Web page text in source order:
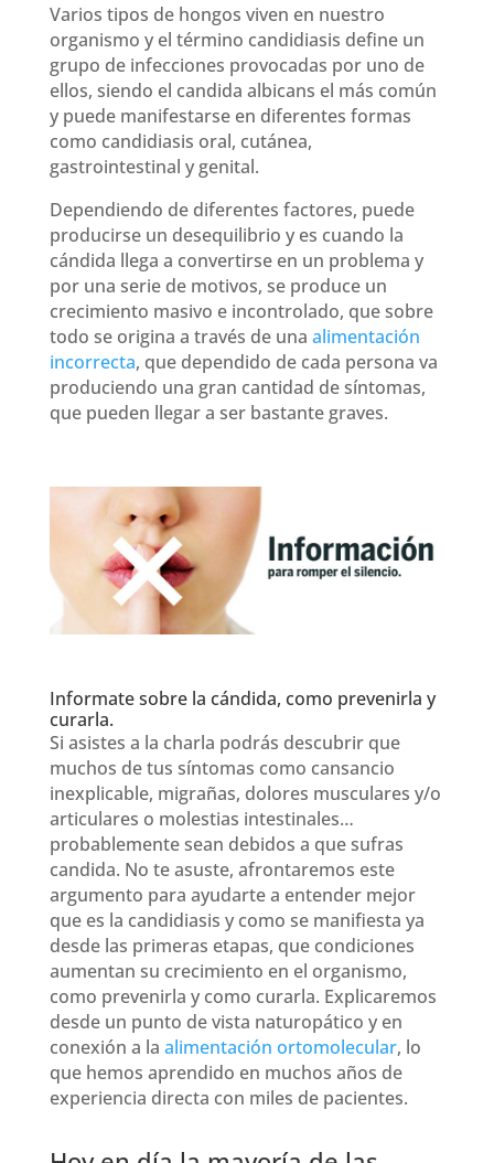
Varios tipos de hongos viven en nuestro
organismo y el término candidiasis define un
grupo de infecciones provocadas por uno de
ellos, siendo el candida albicans el más común
y puede manifestarse en diferentes formas
como candidiasis oral, cutánea,
gastrointestinal y genital.
Dependiendo de diferentes factores, puede
producirse un desequilibrio y es cuando la
cándida llega a convertirse en un problema y
por una serie de motivos, se produce un
crecimiento masivo e incontrolado, que sobre
todo se origina a través de una alimentación
incorrecta, que dependido de cada persona va
produciendo una gran cantidad de síntomas,
que pueden llegar a ser bastante graves.
Informate sobre la cándida, como prevenirla y
curarla.
Si asistes a la charla podrás descubrir que
muchos de tus síntomas como cansancio
inexplicable, migrañas, dolores musculares y/o
articulares o molestias intestinales…
probablemente sean debidos a que sufras
candida. No te asuste, afrontaremos este
argumento para ayudarte a entender mejor
que es la candidiasis y como se manifiesta ya
desde las primeras etapas, que condiciones
aumentan su crecimiento en el organismo,
como prevenirla y como curarla. Explicaremos
desde un punto de vista naturopático y en
conexión a la alimentación ortomolecular, lo
que hemos aprendido en muchos años de
experiencia directa con miles de pacientes.